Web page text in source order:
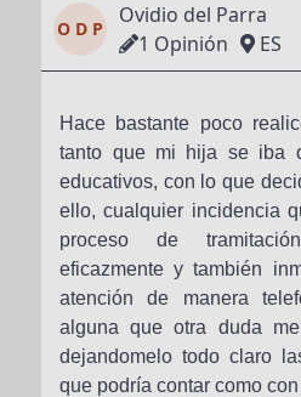
O D P
Ovidio del Parra
1 Opinión
ES
Hace bastante poco
tanto que mi hija se iba
educativos, con lo que
ello, cualquier incidencia
proceso de
eficazmente y también
atención de manera
alguna que otra duda
dejandomelo todo claro
que podría contar como